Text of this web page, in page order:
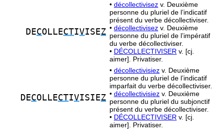
DECOLLECTIVISEZ
• décollectivisez v. Deuxième
personne du pluriel de l’indicatif
présent du verbe décollectiviser.
• décollectivisez v. Deuxième
personne du pluriel de l’impératif
du verbe décollectiviser.
• DÉCOLLECTIVISER v. [cj.
aimer]. Privatiser.
DECOLLECTIVISIEZ
• décollectivisiez v. Deuxième
personne du pluriel de l’indicatif
imparfait du verbe décollectiviser.
• décollectivisiez v. Deuxième
personne du pluriel du subjonctif
présent du verbe décollectiviser.
• DÉCOLLECTIVISER v. [cj.
aimer]. Privatiser.